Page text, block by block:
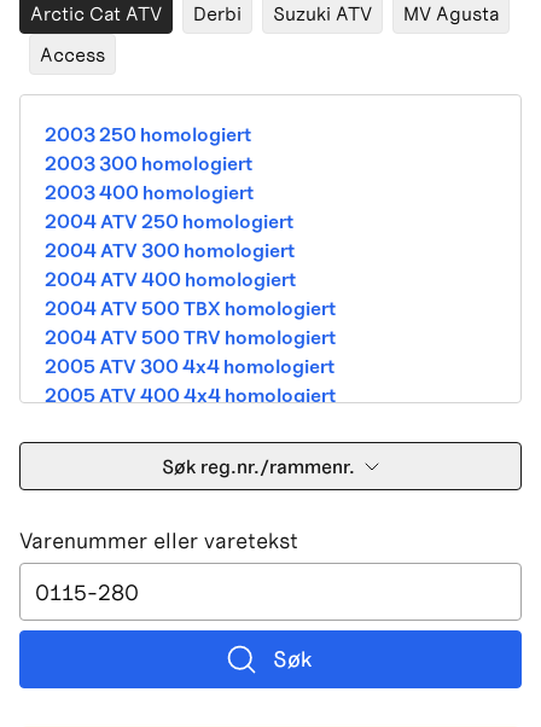
Arctic Cat ATV Derbi Suzuki ATV
MV Agusta
Access
2003 250 homologiert
2003 300 homologiert
2003 400 homologiert
2004 ATV 250 homologiert
2004 ATV 300 homologiert
2004 ATV 400 homologiert
2004 ATV 500 TBX homologiert
2004 ATV 500 TRV homologiert
2005 ATV 300 4x4 homologiert
2005 ATV 400 4x4 homologiert
2005 ATV 500 TRV homologiert
2005 ATV 500i 4x4A homologiert
2005 DVX 400 street homologiert
2006 250 Utility Street Legal
2006 400 Street Legal
2006 400 3in1 Street Legal
2006 400 dvx street-2x4 homologated b390b
2006 500 4x4A Street Legal
Søk reg.nr./rammenr.
Varenummer eller varetekst
Søk